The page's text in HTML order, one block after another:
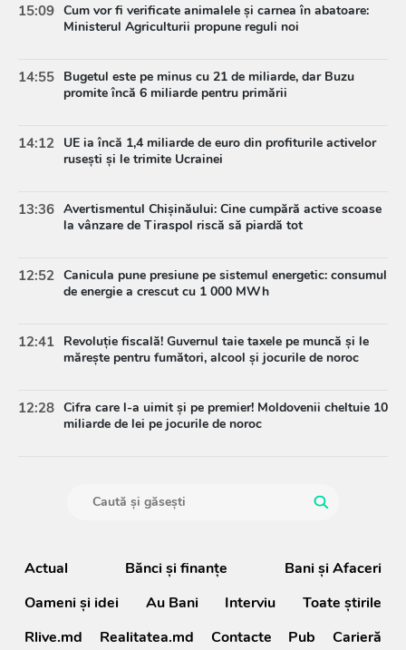
15:09 Cum vor fi verificate animalele și carnea în abatoare:
Ministerul Agriculturii propune reguli noi
14:55 Bugetul este pe minus cu 21 de miliarde, dar Buzu
promite încă 6 miliarde pentru primării
14:12 UE ia încă 1,4 miliarde de euro din profiturile activelor
rusești și le trimite Ucrainei
13:36 Avertismentul Chișinăului: Cine cumpără active scoase
la vânzare de Tiraspol riscă să piardă tot
12:52 Canicula pune presiune pe sistemul energetic: consumul
de energie a crescut cu 1 000 MWh
12:41 Revoluție fiscală! Guvernul taie taxele pe muncă și le
mărește pentru fumători, alcool și jocurile de noroc
12:28 Cifra care l-a uimit și pe premier! Moldovenii cheltuie 10
miliarde de lei pe jocurile de noroc
Actual Bănci şi finanţe
Bani și Afaceri
Oameni şi idei
Au Bani Interviu
Toate știrile
Rlive.md
Realitatea.md Contacte Pub Carieră